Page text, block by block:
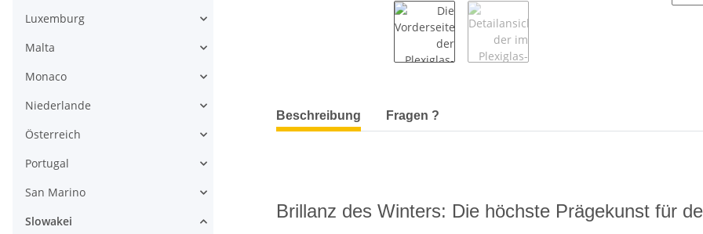
weitere Registerkarten anzeigen
Beschreibung Fragen ?
Brillanz des Winters: Die höchste Prägekunst für
Luxemburg
Malta
Monaco
Niederlande
Österreich
Portugal
San Marino
Slowakei